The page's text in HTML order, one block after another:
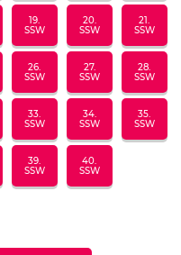
19.
SSW
20.
SSW
21.
SSW
26.
SSW
27.
SSW
28.
SSW
33.
SSW
34.
SSW
35.
SSW
39.
SSW
40.
SSW